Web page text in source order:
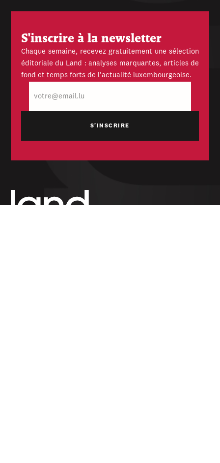
S'inscrire à la newsletter
Chaque semaine, recevez gratuitement une sélection
éditoriale du Land : analyses marquantes, articles de
fond et temps forts de l'actualité luxembourgeoise.
mail